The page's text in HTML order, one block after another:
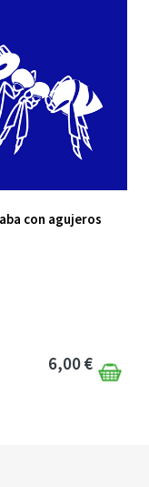
con agujeros
6,00 €